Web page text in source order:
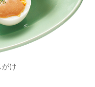
がけ